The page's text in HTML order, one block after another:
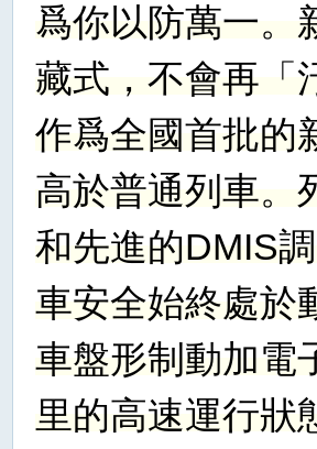
爲你以防萬一。
藏式，不會再「
作爲全國首批的
高於普通列車。
和先進的DMIS
車安全始終處於
車盤形制動加電
里的高速運行狀